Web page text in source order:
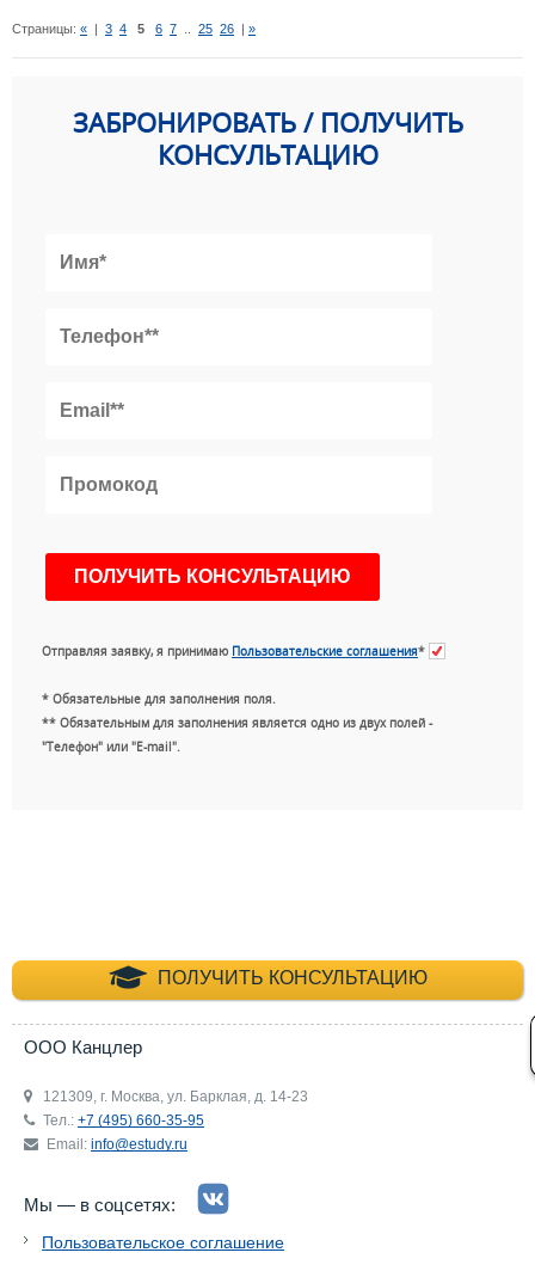
Страницы: « | 3 4 5 6 7 25 26 | »
ЗАБРОНИРОВАТЬ / ПОЛУЧИТЬ
КОНСУЛЬТАЦИЮ
Отправляя заявку, я принимаю Пользовательские соглашения*
* Обязательные для заполнения поля.
** Обязательным для заполнения является одно из двух полей -
"Телефон" или "E-mail".
ПОЛУЧИТЬ КОНСУЛЬТАЦИЮ
+7 (495) 660-35-
ООО Канцлер
121309, г. Москва, ул. Барклая, д. 14-23
Тел.: +7 (495) 660-35-95
Email: info@estudy.ru
Мы — в соцсетях:
Пользовательское соглашение